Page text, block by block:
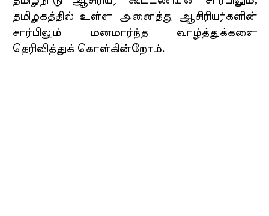
தமிழகத்தில் உள்ள அனைத்து ஆசிரியர்களின்
சார்பிலும் மனமார்ந்த வாழ்த்துக்களை
தெரிவித்துக் கொள்கின்றோம்.